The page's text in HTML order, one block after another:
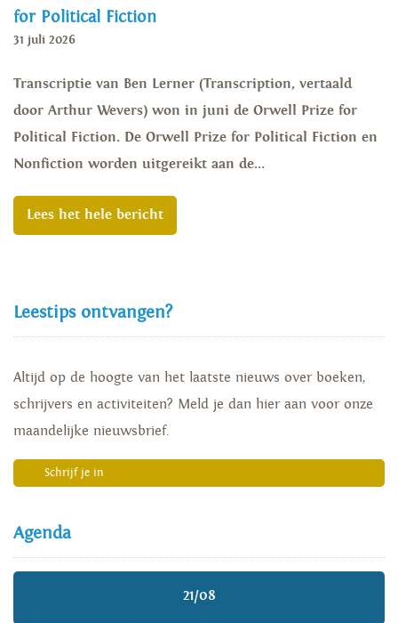
for Political Fiction
31 juli 2026
Transcriptie van Ben Lerner (Transcription, vertaald
door Arthur Wevers) won in juni de Orwell Prize for
Political Fiction. De Orwell Prize for Political Fiction en
Nonfiction worden uitgereikt aan de...
Lees het hele bericht
Leestips ontvangen?
Altijd op de hoogte van het laatste nieuws over boeken,
schrijvers en activiteiten? Meld je dan hier aan voor onze
maandelijke nieuwsbrief.
Schrijf je in
Agenda
21/08